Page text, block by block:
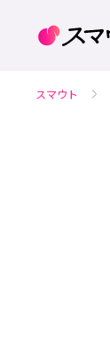
スマウト